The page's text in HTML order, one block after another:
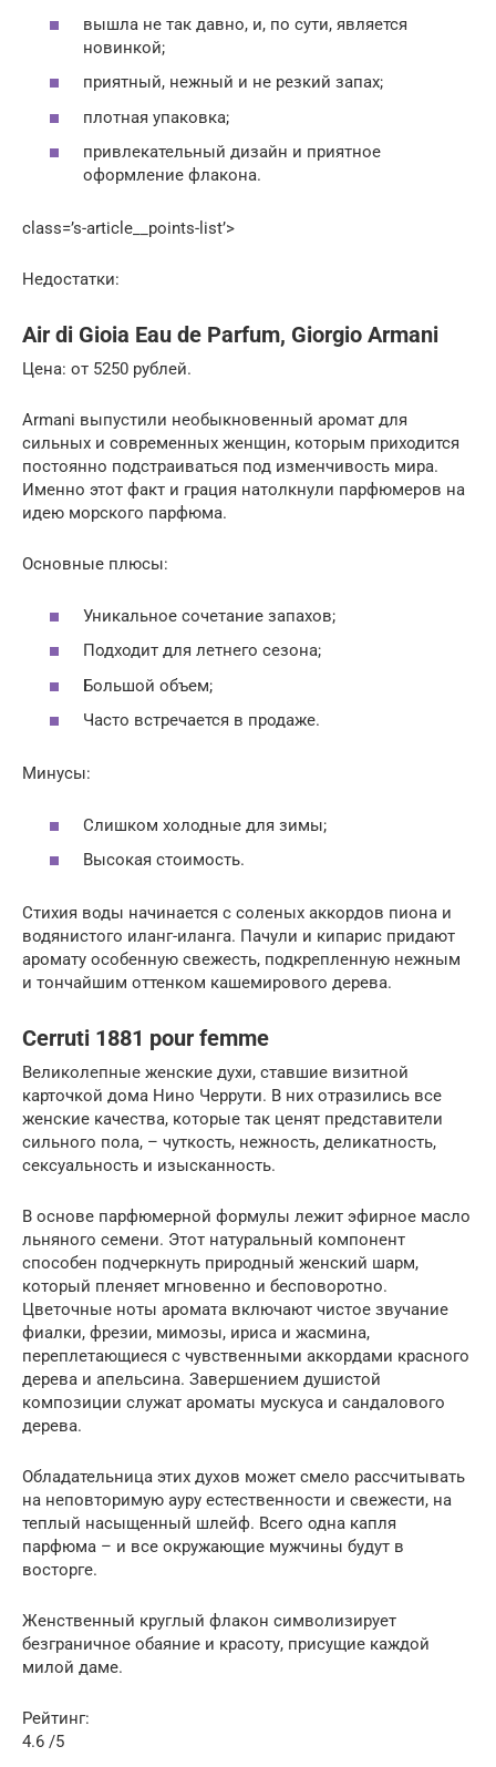
вышла не так давно, и, по сути, является
новинкой;
приятный, нежный и не резкий запах;
плотная упаковка;
привлекательный дизайн и приятное
оформление флакона.
class=’s-article__points-list’>
Недостатки:
Air di Gioia Eau de Parfum, Giorgio Armani
Цена: от 5250 рублей.
Armani выпустили необыкновенный аромат для
сильных и современных женщин, которым приходится
постоянно подстраиваться под изменчивость мира.
Именно этот факт и грация натолкнули парфюмеров на
идею морского парфюма.
Основные плюсы:
Уникальное сочетание запахов;
Подходит для летнего сезона;
Большой объем;
Часто встречается в продаже.
Минусы:
Слишком холодные для зимы;
Высокая стоимость.
Стихия воды начинается с соленых аккордов пиона и
водянистого иланг-иланга. Пачули и кипарис придают
аромату особенную свежесть, подкрепленную нежным
и тончайшим оттенком кашемирового дерева.
Cerruti 1881 pour femme
Великолепные женские духи, ставшие визитной
карточкой дома Нино Черрути. В них отразились все
женские качества, которые так ценят представители
сильного пола, – чуткость, нежность, деликатность,
сексуальность и изысканность.
В основе парфюмерной формулы лежит эфирное масло
льняного семени. Этот натуральный компонент
способен подчеркнуть природный женский шарм,
который пленяет мгновенно и бесповоротно.
Цветочные ноты аромата включают чистое звучание
фиалки, фрезии, мимозы, ириса и жасмина,
переплетающиеся с чувственными аккордами красного
дерева и апельсина. Завершением душистой
композиции служат ароматы мускуса и сандалового
дерева.
Обладательница этих духов может смело рассчитывать
на неповторимую ауру естественности и свежести, на
теплый насыщенный шлейф. Всего одна капля
парфюма – и все окружающие мужчины будут в
восторге.
Женственный круглый флакон символизирует
безграничное обаяние и красоту, присущие каждой
милой даме.
Рейтинг:
4.6 /5